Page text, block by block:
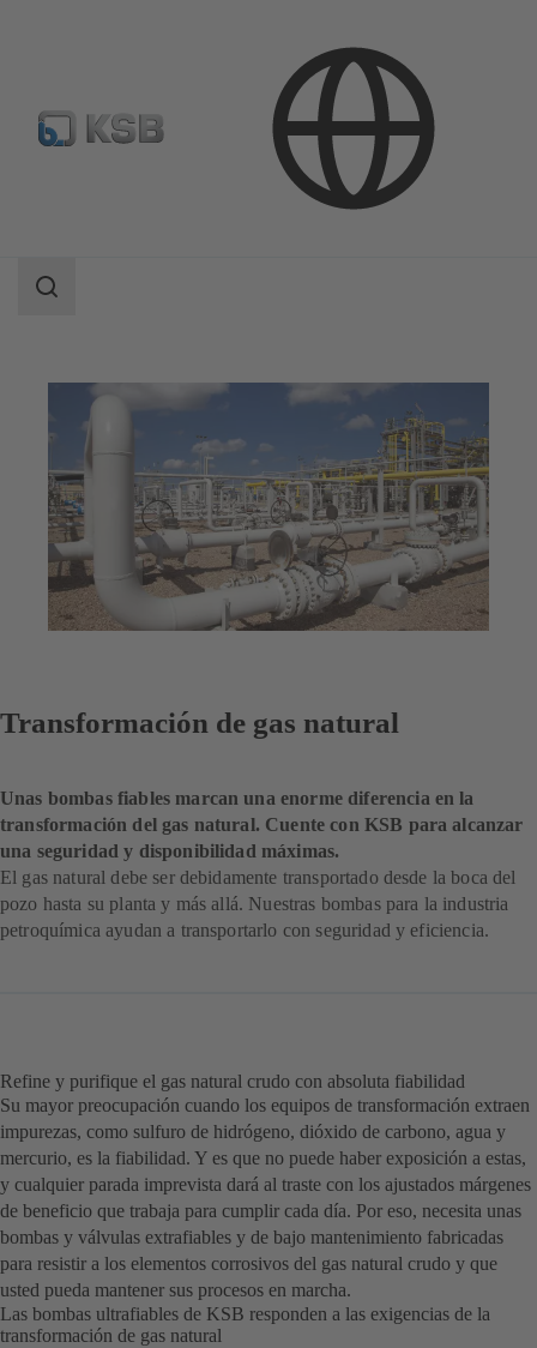
Industria Petróleo y gas
Área
Transformación de gas natural
Unas bombas fiables marcan una enorme diferencia en la
transformación del gas natural. Cuente con KSB para alcanzar
una seguridad y disponibilidad máximas.
El gas natural debe ser debidamente transportado desde la boca del
pozo hasta su planta y más allá. Nuestras bombas para la industria
petroquímica ayudan a transportarlo con seguridad y eficiencia.
Refine y purifique el gas natural crudo con absoluta fiabilidad
Su mayor preocupación cuando los equipos de transformación extraen
impurezas, como sulfuro de hidrógeno, dióxido de carbono, agua y
mercurio, es la fiabilidad. Y es que no puede haber exposición a estas,
y cualquier parada imprevista dará al traste con los ajustados márgenes
de beneficio que trabaja para cumplir cada día. Por eso, necesita unas
bombas y válvulas extrafiables y de bajo mantenimiento fabricadas
para resistir a los elementos corrosivos del gas natural crudo y que
usted pueda mantener sus procesos en marcha.
Las bombas ultrafiables de KSB responden a las exigencias de la
transformación de gas natural